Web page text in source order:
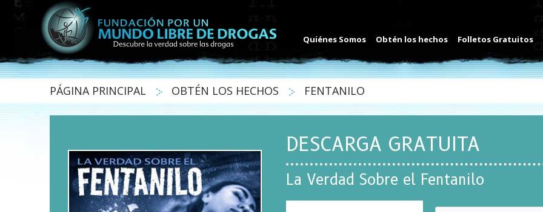
Quiénes Somos Obtén los hechos Folletos Gratuitos
PÁGINA PRINCIPAL OBTÉN LOS HECHOS FENTANILO
DESCARGA GRATUITA
La Verdad Sobre el Fentanilo